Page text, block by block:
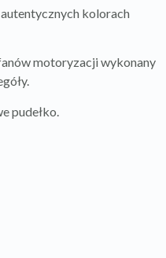
kolorach
motoryzacji wykonany
pudełko.